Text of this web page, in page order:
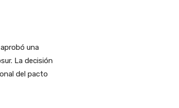
una
La decisión
del pacto